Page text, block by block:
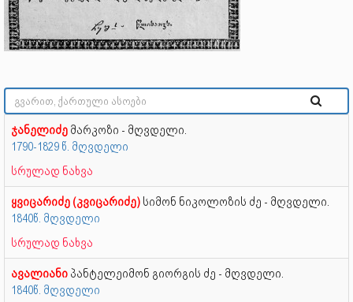
ჯანელიძე მარკოზი - მღვდელი.
1790-1829 წ. მღვდელი
სრულად ნახვა
ყვიცარიძე (კვიცარიძე) სიმონ ნიკოლოზის ძე - მღვდელი.
1840წ. მღვდელი
სრულად ნახვა
ავალიანი პანტელეიმონ გიორგის ძე - მღვდელი.
1840წ. მღვდელი